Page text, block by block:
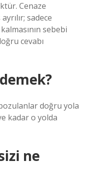
Cenaze
sadece
sebebi
cevabı
doğru yola
kadar o yolda
ne